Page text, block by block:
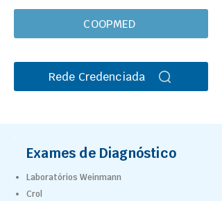
COOPMED
Rede Credenciada
Exames de Diagnóstico
Laboratórios Weinmann
Crol